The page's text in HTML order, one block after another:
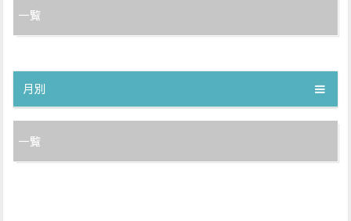
一覧
月別
一覧